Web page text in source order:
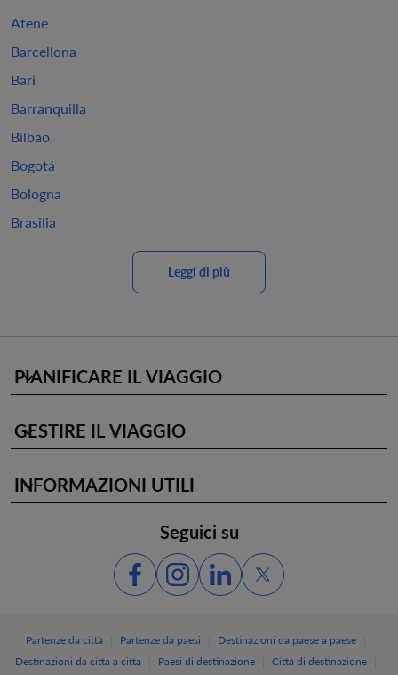
Atene
Barcellona
Bari
Barranquilla
Bilbao
Bogotá
Bologna
Brasilia
Leggi di più
PIANIFICARE IL VIAGGIO
keyboard_arrow_down
GESTIRE IL VIAGGIO
keyboard_arrow_down
INFORMAZIONI UTILI
keyboard_arrow_down
Seguici su
Partenze da città Partenze da paesi Destinazioni da paese a paese
Destinazioni da citta a citta Paesi di destinazione Città di destinazione